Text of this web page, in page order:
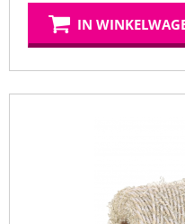
IN